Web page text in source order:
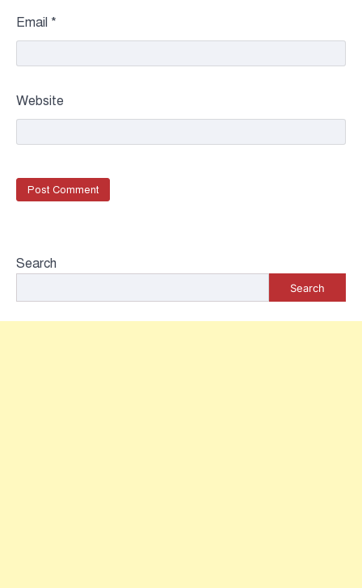
Email *
Website
Search
Search